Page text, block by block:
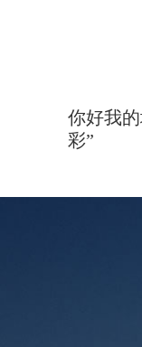
你好我
彩”